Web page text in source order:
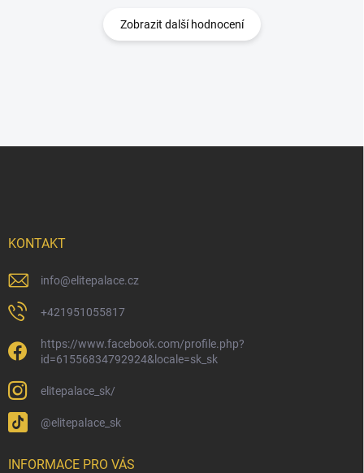
Zobrazit další hodnocení
KONTAKT
info@elitepalace.cz
+421951055817
https://www.facebook.com/profile.php?
id=61556834792924&locale=sk_sk
elitepalace_sk/
@elitepalace_sk
INFORMACE PRO VÁS